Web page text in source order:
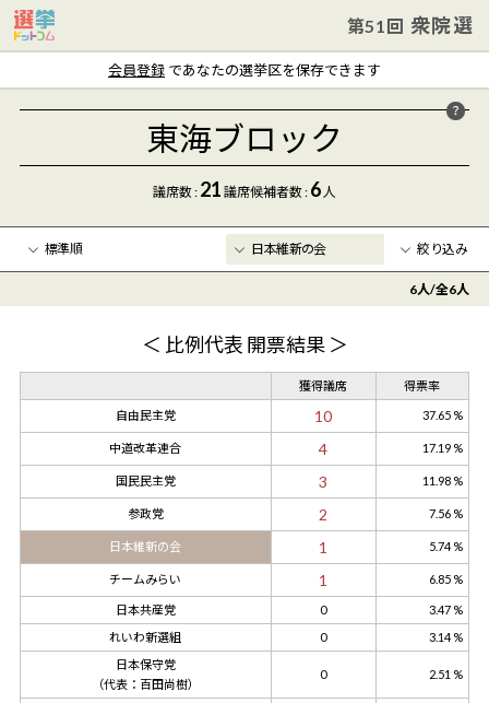
第51回 衆院選
会員登録 であなたの選挙区を保存できます
東海ブロック
議席数 : 21 議席候補者数: 6人
絞り込み
年齢 〜
6人/全6人
＜ 比例代表 開票結果 ＞
獲得議席 得票率
自由民主党 10 37.65 %
中道改革連合 4 17.19 %
国民民主党 3 11.98 %
参政党 2 7.56 %
日本維新の会 1 5.74 %
チームみらい 1 6.85 %
日本共産党 0
3.47 %
れいわ新選組
0
3.14 %
日本保守党
（代表：百田尚樹）
0 2.51 %